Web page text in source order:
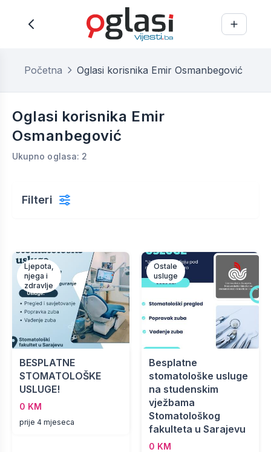
Početna Oglasi korisnika Emir Osmanbegović
Oglasi korisnika Emir
Osmanbegović
Ukupno oglasa: 2
Filteri
Ljepota,
njega i
zdravlje
BESPLATNE
STOMATOLOŠKE
USLUGE!
0 KM
prije 4 mjeseca
Ostale
usluge
Besplatne
stomatološke usluge
na studenskim
vježbama
Stomatološkog
fakulteta u Sarajevu
0 KM